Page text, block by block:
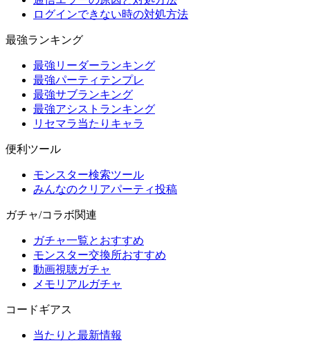
ログインできない時の対処方法
最強ランキング
最強リーダーランキング
最強パーティテンプレ
最強サブランキング
最強アシストランキング
リセマラ当たりキャラ
便利ツール
モンスター検索ツール
みんなのクリアパーティ投稿
ガチャ/コラボ関連
ガチャ一覧とおすすめ
モンスター交換所おすすめ
動画視聴ガチャ
メモリアルガチャ
コードギアス
当たりと最新情報